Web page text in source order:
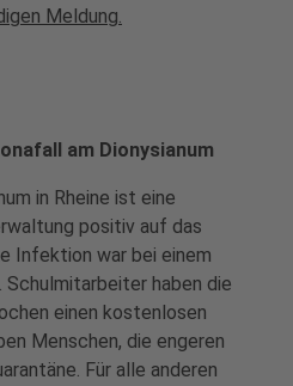
Meldung.
am Dionysianum
in Rheine ist eine
positiv auf das
Infektion war bei einem
haben die
einen kostenlosen
Menschen, die engeren
Für alle anderen